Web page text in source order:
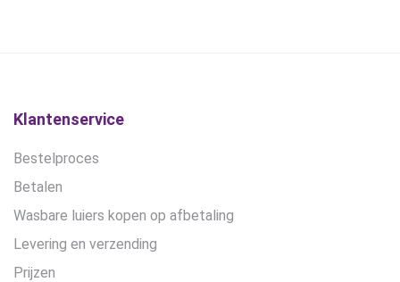
Klantenservice
Bestelproces
Betalen
Wasbare luiers kopen op afbetaling
Levering en verzending
Prijzen